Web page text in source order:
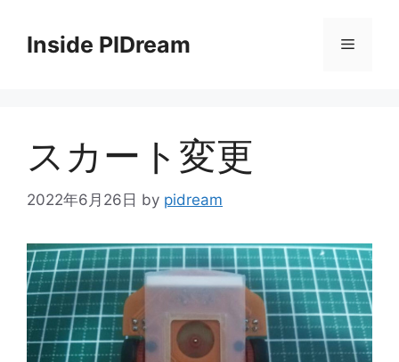
Inside PIDream メ
スカート変更
2022年6月26日 by pidream